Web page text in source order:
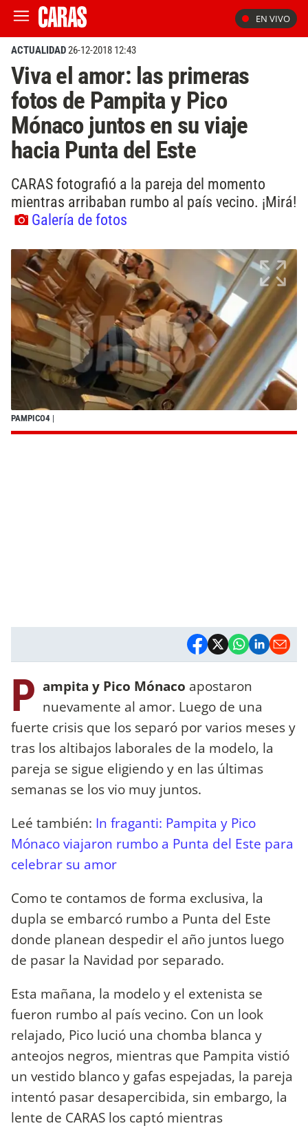
EN VIVO
ACTUALIDAD26-12-2018 12:43
Viva el amor: las primeras
fotos de Pampita y Pico
Mónaco juntos en su viaje
hacia Punta del Este
CARAS fotografió a la pareja del momento
mientras arribaban rumbo al país vecino. ¡Mirá!
Galería de fotos
PAMPICO4 |
P ampita y Pico Mónaco apostaron
nuevamente al amor. Luego de una
fuerte crisis que los separó por varios meses y
tras los altibajos laborales de la modelo, la
pareja se sigue eligiendo y en las últimas
semanas se los vio muy juntos.
Leé también: In fraganti: Pampita y Pico
Mónaco viajaron rumbo a Punta del Este para
celebrar su amor
Como te contamos de forma exclusiva, la
dupla se embarcó rumbo a Punta del Este
donde planean despedir el año juntos luego
de pasar la Navidad por separado.
Esta mañana, la modelo y el extenista se
fueron rumbo al país vecino. Con un look
relajado, Pico lució una chomba blanca y
anteojos negros, mientras que Pampita vistió
un vestido blanco y gafas espejadas, la pareja
intentó pasar desapercibida, sin embargo, la
lente de CARAS los captó mientras